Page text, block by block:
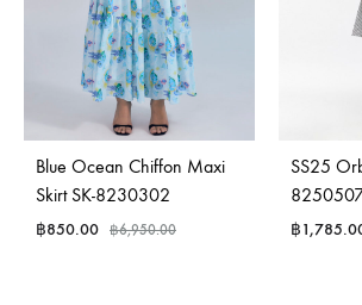
Blue Ocean Chiffon Maxi
Skirt SK-8230302
฿850.00 ฿6,950.00
SS25
฿